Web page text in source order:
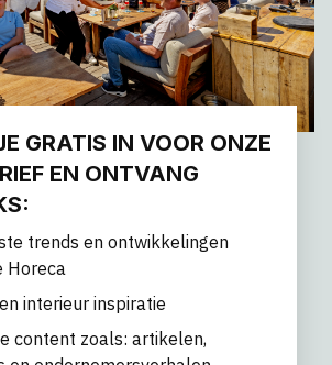
GRATIS IN VOOR ONZE
EN ONTVANG
trends en ontwikkelingen
Horeca
interieur inspiratie
content zoals: artikelen,